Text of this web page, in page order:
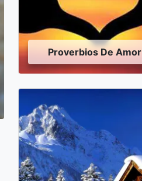
Proverbios De Amor